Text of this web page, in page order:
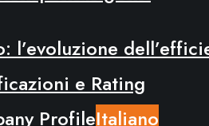
l’evoluzione
e Rating
ProfileItaliano